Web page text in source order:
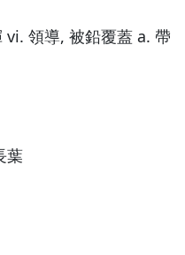
領導, 被鉛覆蓋 a. 帶
葉